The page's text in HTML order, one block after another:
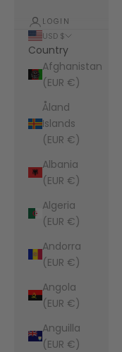
LOGIN
USD $
Country
Afghanistan
(EUR €)
Åland
Islands
(EUR €)
Albania
(EUR €)
Algeria
(EUR €)
Andorra
(EUR €)
Angola
(EUR €)
Anguilla
(EUR €)